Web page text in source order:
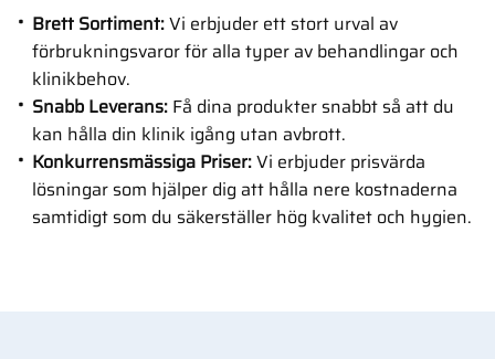
Brett Sortiment:Vi erbjuder ett stort urval av
förbrukningsvaror för alla typer av behandlingar och
klinikbehov.
Snabb Leverans: Få dina produkter snabbt så att du
kan hålla din klinik igång utan avbrott.
Konkurrensmässiga Priser:Vi erbjuder prisvärda
lösningar som hjälper dig att hålla nere kostnaderna
samtidigt som du säkerställer hög kvalitet och hygien.